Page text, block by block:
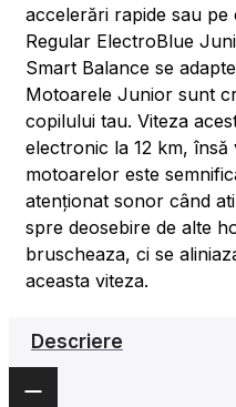
accelerări rapide sau
Regular ElectroBlue
Smart Balance se
Motoarele Junior sunt
copilului tau. Viteza
electronic la 12 km,
motoarelor este
atenționat sonor când
spre deosebire de alte
bruscheaza, ci se
aceasta viteza.
Descriere